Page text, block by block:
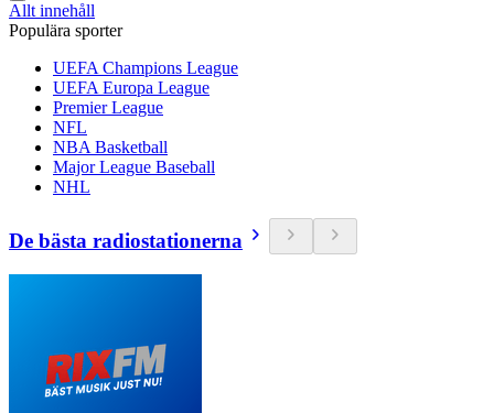
Allt innehåll
Populära sporter
UEFA Champions League
UEFA Europa League
Premier League
NFL
NBA Basketball
Major League Baseball
NHL
De bästa radiostationerna